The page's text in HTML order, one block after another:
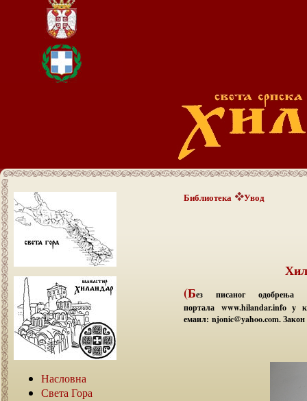
Насловна
Света Гора
Библиотека Увод
(Без писаног одобрења
портала www.hilandar.info у
емаил: njonic@yahoo.com. Закон